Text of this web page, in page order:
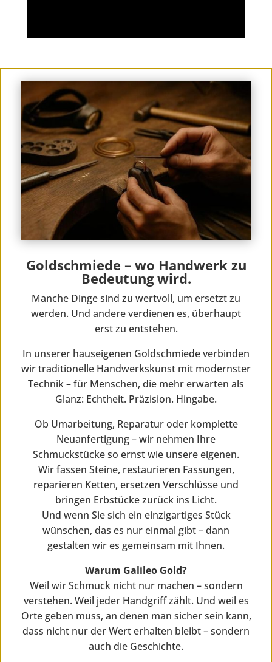
Goldschmiede – wo Handwerk zu
Bedeutung wird.
Manche Dinge sind zu wertvoll, um ersetzt zu
werden. Und andere verdienen es, überhaupt
erst zu entstehen.
In unserer hauseigenen Goldschmiede verbinden
wir traditionelle Handwerkskunst mit modernster
Technik – für Menschen, die mehr erwarten als
Glanz: Echtheit. Präzision. Hingabe.
Ob Umarbeitung, Reparatur oder komplette
Neuanfertigung – wir nehmen Ihre
Schmuckstücke so ernst wie unsere eigenen.
Wir fassen Steine, restaurieren Fassungen,
reparieren Ketten, ersetzen Verschlüsse und
bringen Erbstücke zurück ins Licht.
Und wenn Sie sich ein einzigartiges Stück
wünschen, das es nur einmal gibt – dann
gestalten wir es gemeinsam mit Ihnen.
Warum Galileo Gold?
Weil wir Schmuck nicht nur machen – sondern
verstehen. Weil jeder Handgriff zählt. Und weil es
Orte geben muss, an denen man sicher sein kann,
dass nicht nur der Wert erhalten bleibt – sondern
auch die Geschichte.